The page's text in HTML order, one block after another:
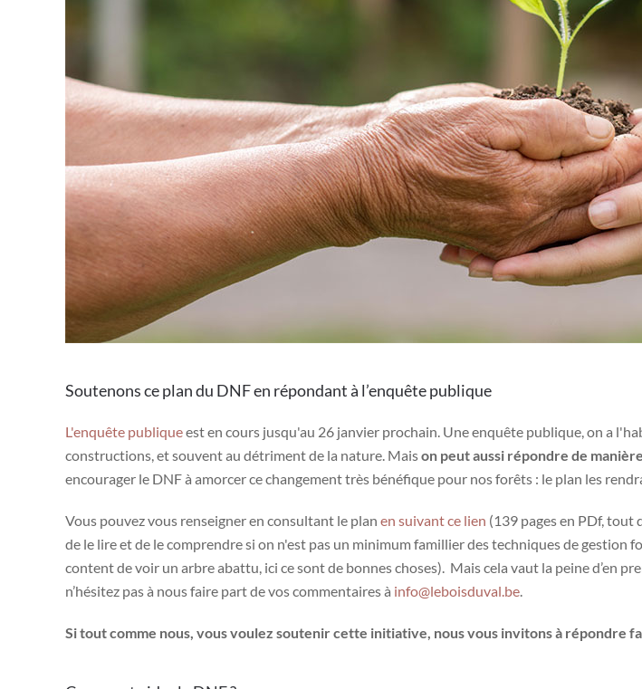
Soutenons ce plan du DNF en répondant à l’enquête publique
L'enquête publiqueest en cours jusqu'au 26 janvier prochain. Une enquête publique, on a
constructions, et souvent au détriment de la nature. Maison peut aussi répondre de
encourager le DNF à amorcer ce changement très bénéfique pour nos forêts : le plan les
Vous pouvez vous renseigner en consultant le plan en suivant ce lien (139 pages en PDf, tout
de le lire et de le comprendre si on n'est pas un minimum famillier des techniques de gestion
content de voir un arbre abattu, ici ce sont de bonnes choses). Mais cela vaut la peine d’en
n’hésitez pas à nous faire part de vos commentaires à info@leboisduval.be.
Si tout comme nous, vous voulez soutenir cette initiative, nous vous invitons à répondre